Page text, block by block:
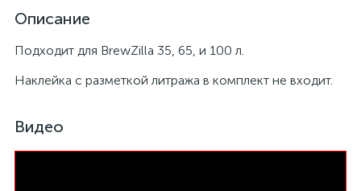
Описание
Подходит для BrewZilla 35, 65, и 100 л.
Наклейка с разметкой литража в комплект не входит.
Видео